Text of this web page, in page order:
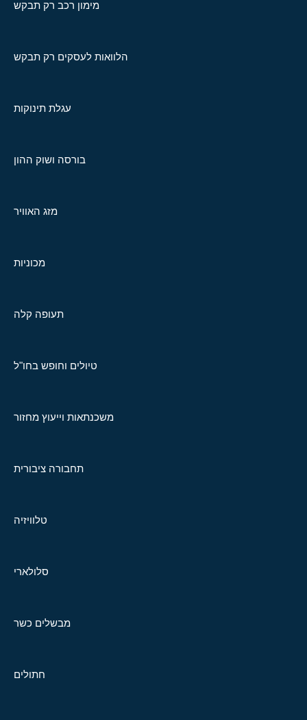
מימון רכב רק תבקש
הלוואות לעסקים רק תבקש
עגלת תינוקות
בורסה ושוק ההון
מזג האוויר
מכוניות
תעופה קלה
טיולים וחופש בחו"ל
משכנתאות וייעוץ מחזור
תחבורה ציבורית
טלוויזיה
סלולארי
מבשלים כשר
חתולים